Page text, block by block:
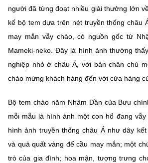
người đã từng đoạt nhiều giải thưởng lớn
kế bộ tem dựa trên nét truyền thống châu
may mắn vẫy chào, có nguồn gốc từ
Mameki-neko. Đây là hình ảnh thường
nghiệp nhỏ ở châu Á, với bàn chân chú
chào mừng khách hàng đến với cửa hàng
Bộ tem chào năm Nhâm Dần của Bưu
mỗi mẫu là hình ảnh một con hổ đang
hình ảnh truyền thống châu Á như dây
và quả quất vàng để cầu may mắn; một
trò của gia đình; hoa mận, tượng trưng